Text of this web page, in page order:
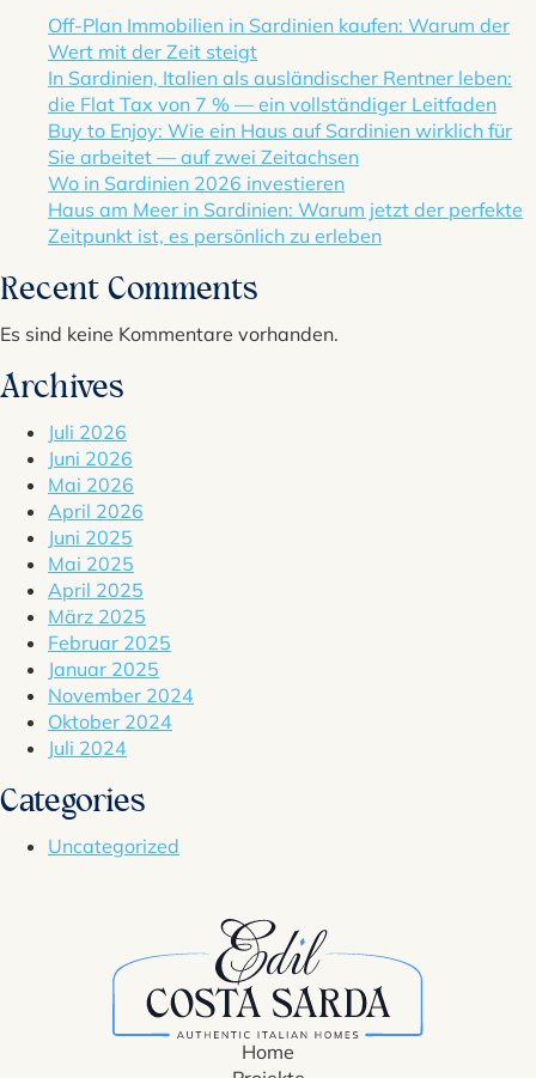
Off-Plan Immobilien in Sardinien kaufen: Warum der
Wert mit der Zeit steigt
In Sardinien, Italien als ausländischer Rentner leben:
die Flat Tax von 7 % — ein vollständiger Leitfaden
Buy to Enjoy: Wie ein Haus auf Sardinien wirklich für
Sie arbeitet — auf zwei Zeitachsen
Wo in Sardinien 2026 investieren
Haus am Meer in Sardinien: Warum jetzt der perfekte
Zeitpunkt ist, es persönlich zu erleben
Recent Comments
Es sind keine Kommentare vorhanden.
Archives
Juli 2026
Juni 2026
Mai 2026
April 2026
Juni 2025
Mai 2025
April 2025
März 2025
Februar 2025
Januar 2025
November 2024
Oktober 2024
Juli 2024
Categories
Uncategorized
Home